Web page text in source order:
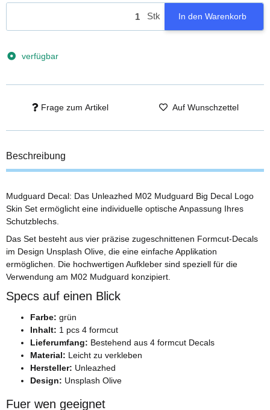
Stk In den Warenkorb
verfügbar
Frage zum Artikel Auf Wunschzettel
Beschreibung
Mudguard Decal: Das Unleazhed M02 Mudguard Big Decal Logo
Skin Set ermöglicht eine individuelle optische Anpassung Ihres
Schutzblechs.
Das Set besteht aus vier präzise zugeschnittenen Formcut-Decals
im Design Unsplash Olive, die eine einfache Applikation
ermöglichen. Die hochwertigen Aufkleber sind speziell für die
Verwendung am M02 Mudguard konzipiert.
Specs auf einen Blick
Farbe: grün
Inhalt: 1 pcs 4 formcut
Lieferumfang: Bestehend aus 4 formcut Decals
Material: Leicht zu verkleben
Hersteller: Unleazhed
Design: Unsplash Olive
Fuer wen geeignet